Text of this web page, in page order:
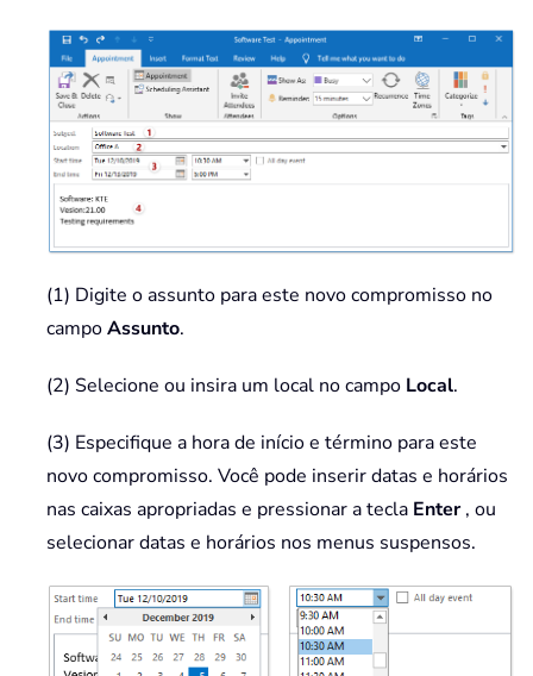
(1) Digite o assunto para este novo compromisso no
campoAssunto.
(2) Selecione ou insira um local no campo Local.
(3) Especifique a hora de início e término para este
novo compromisso. Você pode inserir datas e horários
nas caixas apropriadas e pressionar a tecla Enter, ou
selecionar datas e horários nos menus suspensos.